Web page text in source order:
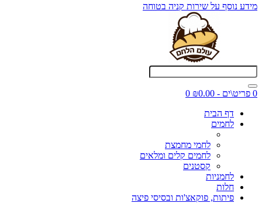
מידע נוסף על שירות קניה בטוחה
0 פריט\ים - ₪0.00
0
דף הבית
לחמים
לחמי מחמצת
לחמים קלים ומלאים
קסטנים
לחמניות
חלות
פיתות, פוקאצ'ות ובסיסי פיצה